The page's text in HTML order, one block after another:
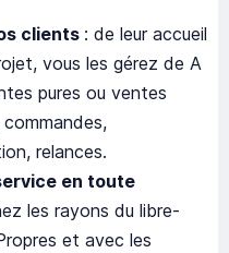
clients : de leur accueil
vous les gérez de A
pures ou ventes
relances.
en toute
les rayons du libre-
et avec les